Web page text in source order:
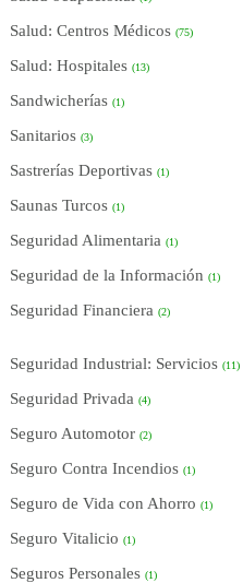
Salud: Centros Médicos (75)
Salud: Hospitales (13)
Sandwicherías (1)
Sanitarios (3)
Sastrerías Deportivas (1)
Saunas Turcos (1)
Seguridad Alimentaria (1)
Seguridad de la Información (1)
Seguridad Financiera (2)
Seguridad Industrial: Servicios (11)
Seguridad Privada (4)
Seguro Automotor (2)
Seguro Contra Incendios (1)
Seguro de Vida con Ahorro (1)
Seguro Vitalicio (1)
Seguros Personales (1)